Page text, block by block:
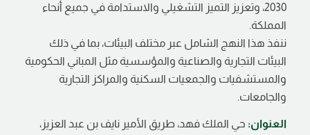
2030، وتعزيز التميز التشغيلي والاستدامة في جميع أنحاء
المملكة.
ننفذ هذا النهج الشامل عبر مختلف البيئات، بما في ذلك
البيئات التجارية والصناعية والمؤسسية مثل المباني الحكومية
والمستشفيات والجمعيات السكنية والمراكز التجارية
والجامعات.
العنوان: حي الملك فهد، طريق الأمير نايف بن عبد العزيز،